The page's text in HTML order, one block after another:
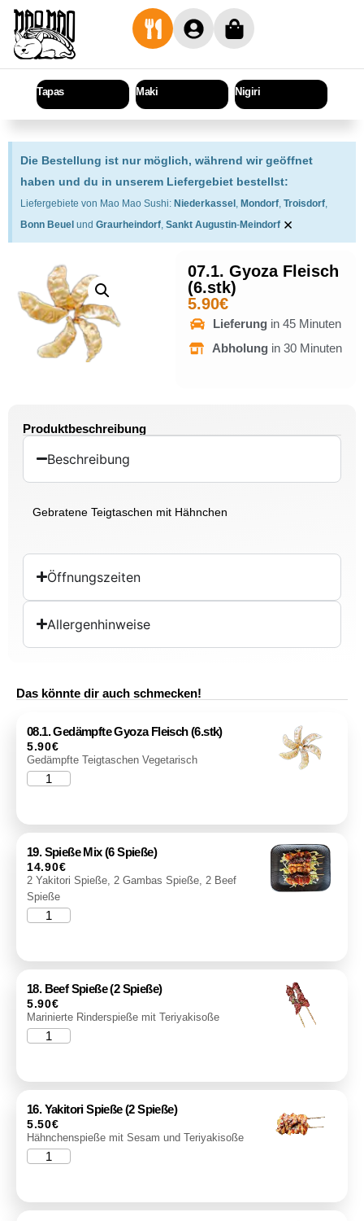
Tapas Maki Nigiri
Die Bestellung ist nur möglich, während wir geöffnet
haben und du in unserem Liefergebiet bestellst:
Liefergebiete von Mao Mao Sushi: Niederkassel , Mondorf, Troisdorf,
Bonn Beuel und Graurheindorf, Sankt Augustin-Meindorf ×
07.1. Gyoza Fleisch
(6.stk)
5.90€
Lieferung in 45 Minuten
Abholung in 30 Minuten
Produktbeschreibung
Beschreibung
Gebratene Teigtaschen mit Hähnchen
Öffnungszeiten
Allergenhinweise
Das könnte dir auch schmecken!
08.1. Gedämpfte Gyoza Fleisch (6.stk)
5.90€
Gedämpfte Teigtaschen Vegetarisch
19. Spieße Mix (6 Spieße)
14.90€
2 Yakitori Spieße, 2 Gambas Spieße, 2 Beef
Spieße
18. Beef Spieße (2 Spieße)
5.90€
Marinierte Rinderspieße mit Teriyakisoße
16. Yakitori Spieße (2 Spieße)
5.50€
Hähnchenspieße mit Sesam und Teriyakisoße